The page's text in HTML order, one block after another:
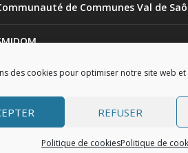
des cookies pour optimiser notre site web et
REFUSER
Politique de cookiesPolitique de
de Communes Val de
des rivières Dombes